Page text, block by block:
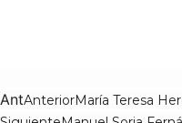
AntAnteriorMaría Teresa